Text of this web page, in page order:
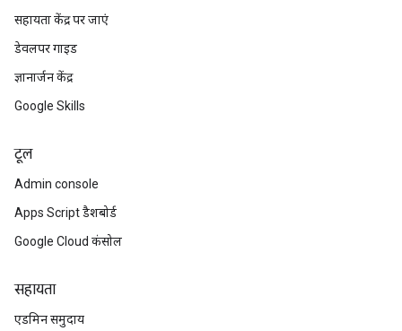
सहायता केंद्र पर जाएं
डेवलपर गाइड
ज्ञानार्जन केंद्र
Google Skills
टूल
Admin console
Apps Script डैशबोर्ड
Google Cloud कंसोल
सहायता
एडमिन समुदाय